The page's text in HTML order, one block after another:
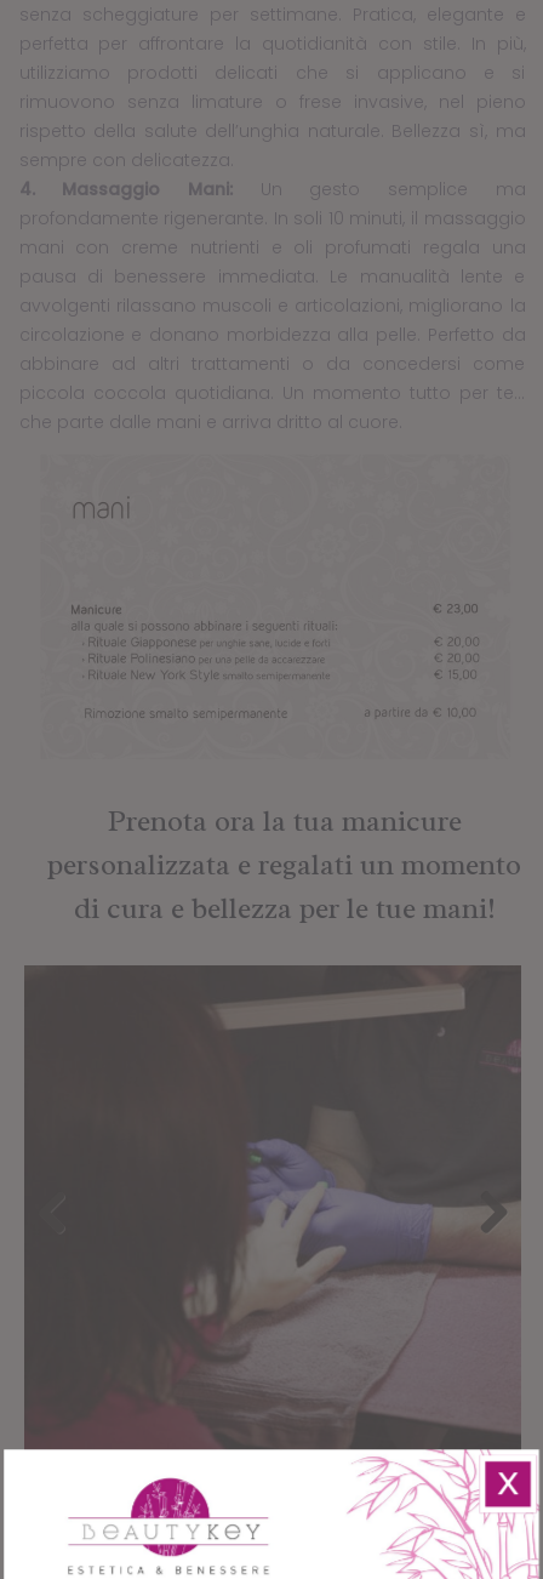
senza scheggiature per settimane. Pratica, elegante e
perfetta per affrontare la quotidianità con stile. In più,
utilizziamo prodotti delicati che si applicano e si
rimuovono senza limature o frese invasive, nel pieno
rispetto della salute dell’unghia naturale. Bellezza sì, ma
sempre con delicatezza.
4. Massaggio Mani:Un gesto semplice ma
profondamente rigenerante. In soli 10 minuti, il massaggio
mani con creme nutrienti e oli profumati regala una
pausa di benessere immediata. Le manualità lente e
avvolgenti rilassano muscoli e articolazioni, migliorano la
circolazione e donano morbidezza alla pelle. Perfetto da
abbinare ad altri trattamenti o da concedersi come
piccola coccola quotidiana. Un momento tutto per te…
che parte dalle mani e arriva dritto al cuore.
Prenota ora la tua manicure
personalizzata e regalati un momento
di cura e bellezza per le tue mani!
Perché sceglierci
X